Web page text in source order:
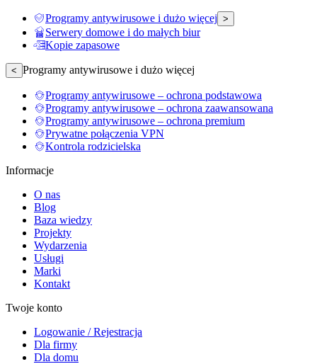
Programy antywirusowe i dużo więcej >
Serwery domowe i do małych biur
Kopie zapasowe
< Programy antywirusowe i dużo więcej
Programy antywirusowe – ochrona podstawowa
Programy antywirusowe – ochrona zaawansowana
Programy antywirusowe – ochrona premium
Prywatne połączenia VPN
Kontrola rodzicielska
Informacje
O nas
Blog
Baza wiedzy
Projekty
Wydarzenia
Usługi
Marki
Kontakt
Twoje konto
Logowanie / Rejestracja
Dla firmy
Dla domu